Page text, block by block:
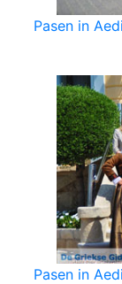
Pasen in
Pasen in